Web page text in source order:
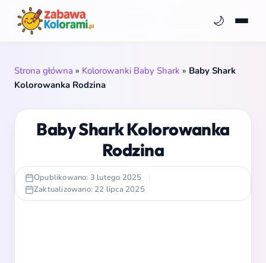
🌙
Strona główna » Kolorowanki Baby Shark » Baby Shark
Kolorowanka Rodzina
Baby Shark Kolorowanka
Rodzina
Opublikowano: 3 lutego 2025
|
Zaktualizowano: 22 lipca 2025